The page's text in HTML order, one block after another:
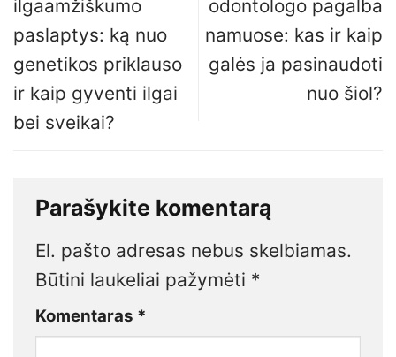
ilgaamžiškumo
paslaptys: ką nuo
genetikos priklauso
ir kaip gyventi ilgai
bei sveikai?
odontologo pagalba
namuose: kas ir kaip
galės ja pasinaudoti
nuo šiol?
Parašykite komentarą
El. pašto adresas nebus skelbiamas.
Būtini laukeliai pažymėti *
Komentaras *